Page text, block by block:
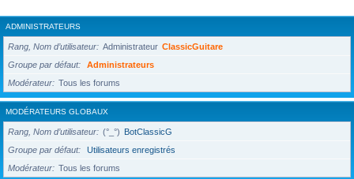
ADMINISTRATEURS
Rang, Nom d’utilisateur Administrateur ClassicGuitare
Groupe par défaut
Administrateurs
Modérateur
Tous les forums
MODÉRATEURS GLOBAUX
Rang, Nom d’utilisateur (°_°) BotClassicG
Groupe par défaut
Utilisateurs enregistrés
Modérateur
Tous les forums